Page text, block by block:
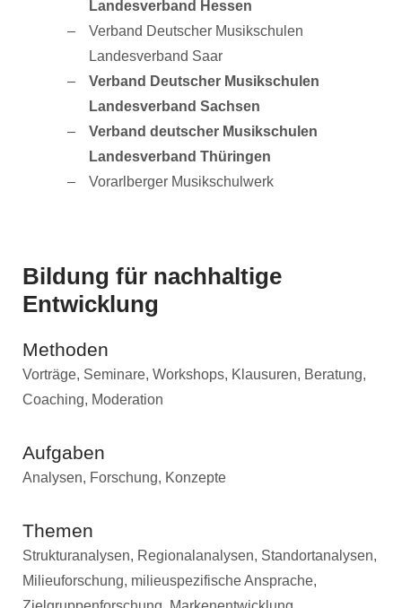
Landesverband Hessen
Verband Deutscher Musikschulen
Landesverband Saar
Verband Deutscher Musikschulen
Landesverband Sachsen
Verband deutscher Musikschulen
Landesverband Thüringen
Vorarlberger Musikschulwerk
Bildung für nachhaltige
Entwicklung
Methoden
Vorträge, Seminare, Workshops, Klausuren, Beratung,
Coaching, Moderation
Aufgaben
Analysen, Forschung, Konzepte
Themen
Strukturanalysen, Regionalanalysen, Standortanalysen,
Milieuforschung, milieuspezifische Ansprache,